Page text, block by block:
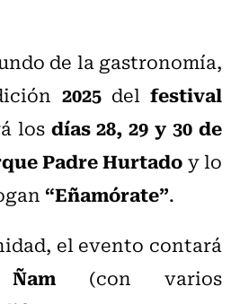
de la gastronomía,
2025 delfestival
los días 28, 29 y 30 de
Padre Hurtadoy lo
“Eñamórate”.
el evento contará
(con varios